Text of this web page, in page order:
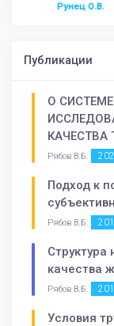
Рунец О.В.
Публикации
О
Рябов В.Б.
Подход к
Рябов В.Б.
Структура
качества
Рябов В.Б.
Условия